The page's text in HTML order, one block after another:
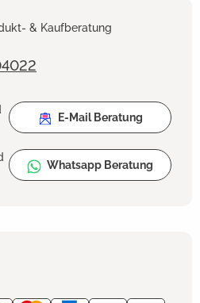
& Kaufberatung
E-Mail Beratung
Whatsapp Beratung